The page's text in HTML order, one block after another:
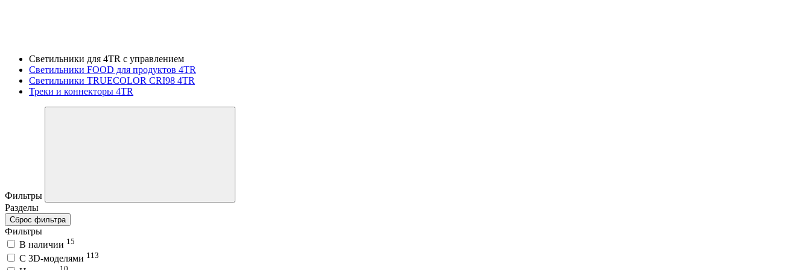
Светильники для 4TR с управлением
Светильники FOOD для продуктов 4TR
Светильники TRUECOLOR CRI98 4TR
Треки и коннекторы 4TR
Фильтры
Разделы
Сброс фильтра
Фильтры
В наличии 15
C 3D-моделями 113